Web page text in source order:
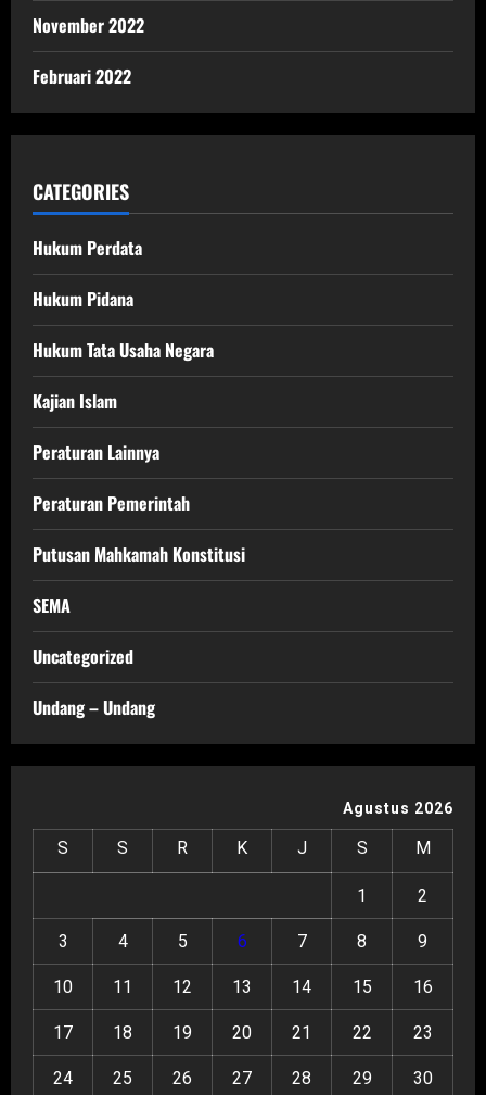
November 2022
Februari 2022
CATEGORIES
Hukum Perdata
Hukum Pidana
Hukum Tata Usaha Negara
Kajian Islam
Peraturan Lainnya
Peraturan Pemerintah
Putusan Mahkamah Konstitusi
SEMA
Uncategorized
Undang – Undang
Agustus 2026
S S R K J S M
1 2
3 4 5 6 7 8 9
10 11 12 13 14 15 16
17 18 19 20 21 22 23
24 25 26 27 28 29 30